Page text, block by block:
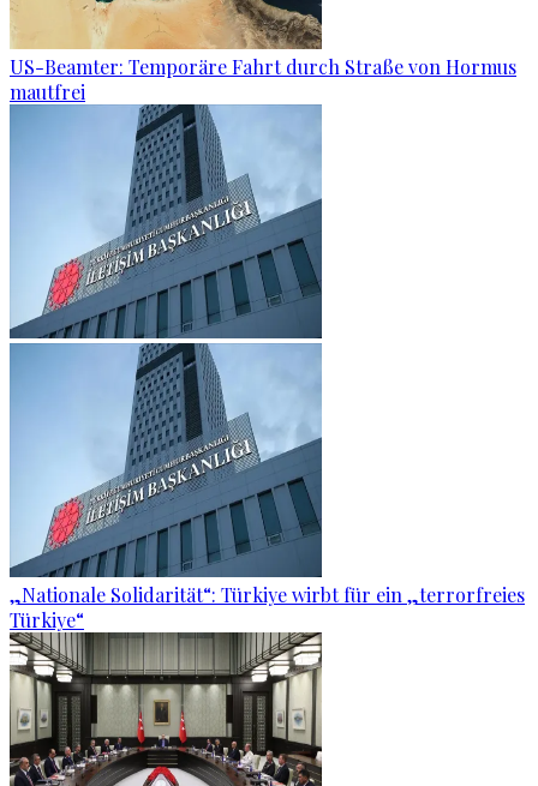
US-Beamter: Temporäre Fahrt durch Straße von Hormus
mautfrei
„Nationale Solidarität“: Türkiye wirbt für ein „terrorfreies
Türkiye“